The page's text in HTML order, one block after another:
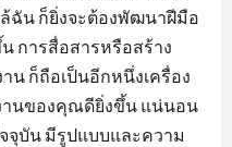
ล้ฉัน ก็ยิ่งจะต้องพัฒนาฝีมือ
การสื่อสารหรือสร้าง
ก็ถือเป็นอีกหนึ่งเครื่อง
านของคุณดียิ่งขึ้น แน่นอน
จุบัน มีรูปแบบและความ